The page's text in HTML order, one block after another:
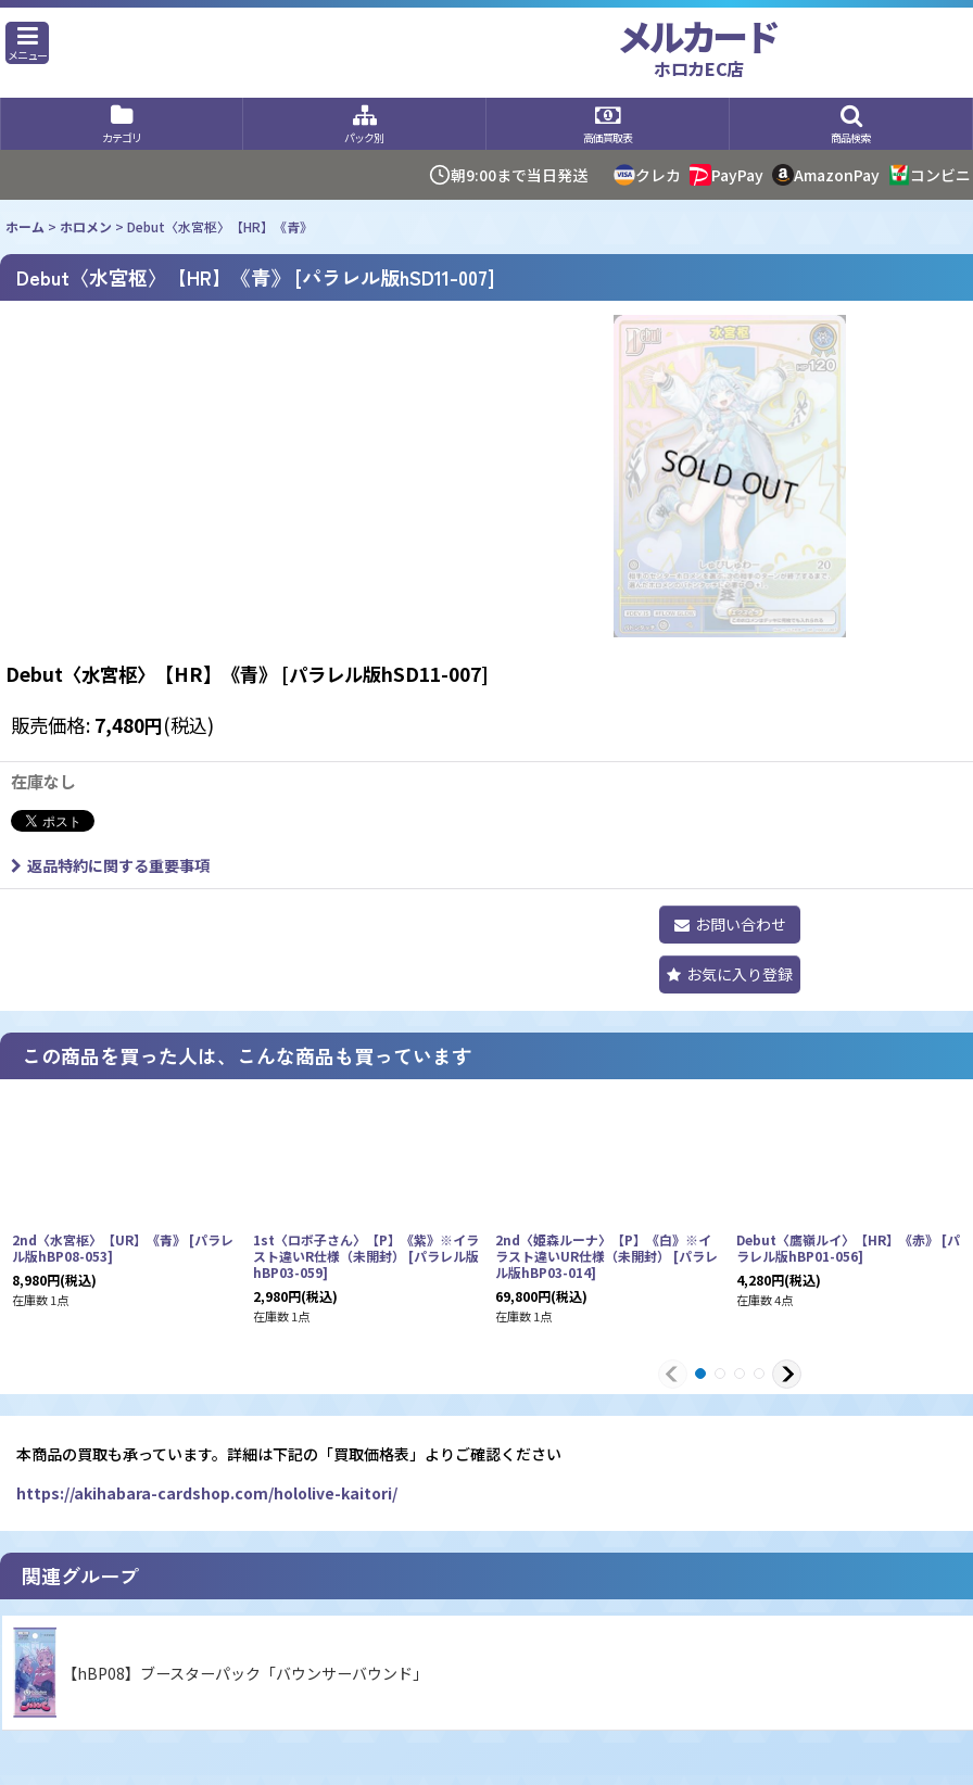
メニュー メルカード
ホロカEC店
カテゴリ パック別 高価買取表 商品検索
朝9:00まで当日発送 クレカ PayPay AmazonPay コンビニ
ホーム > ホロメン > Debut〈水宮枢〉【HR】《青》
Debut〈水宮枢〉【HR】《青》 [パラレル版hSD11-007]
Debut〈水宮枢〉【HR】《青》 [パラレル版hSD11-007]
販売価格: 7,480円(税込)
在庫なし
返品特約に関する重要事項
お問い合わせ
お気に入り登録
この商品を買った人は、こんな商品も買っています
2nd〈水宮枢〉【UR】《青》 [パラレ
ル版hBP08-053]
8,980円(税込)
在庫数 1点
1st〈ロボ子さん〉【P】《紫》※イラ
スト違いR仕様（未開封）
[パラレル版
hBP03-059]
2,980円(税込)
在庫数 1点
2nd〈姫森ルーナ〉【P】《白》※イ
ラスト違いUR仕様（未開封）
[パラレ
ル版hBP03-014]
69,800円(税込)
在庫数 1点
Debut〈鷹嶺ルイ〉【HR】《赤》 [パ
ラレル版hBP01-056]
4,280円(税込)
在庫数 4点
本商品の買取も承っています。詳細は下記の「買取価格表」よりご確認ください
https://akihabara-cardshop.com/hololive-kaitori/
関連グループ
【hBP08】ブースターパック「バウンサーバウンド」